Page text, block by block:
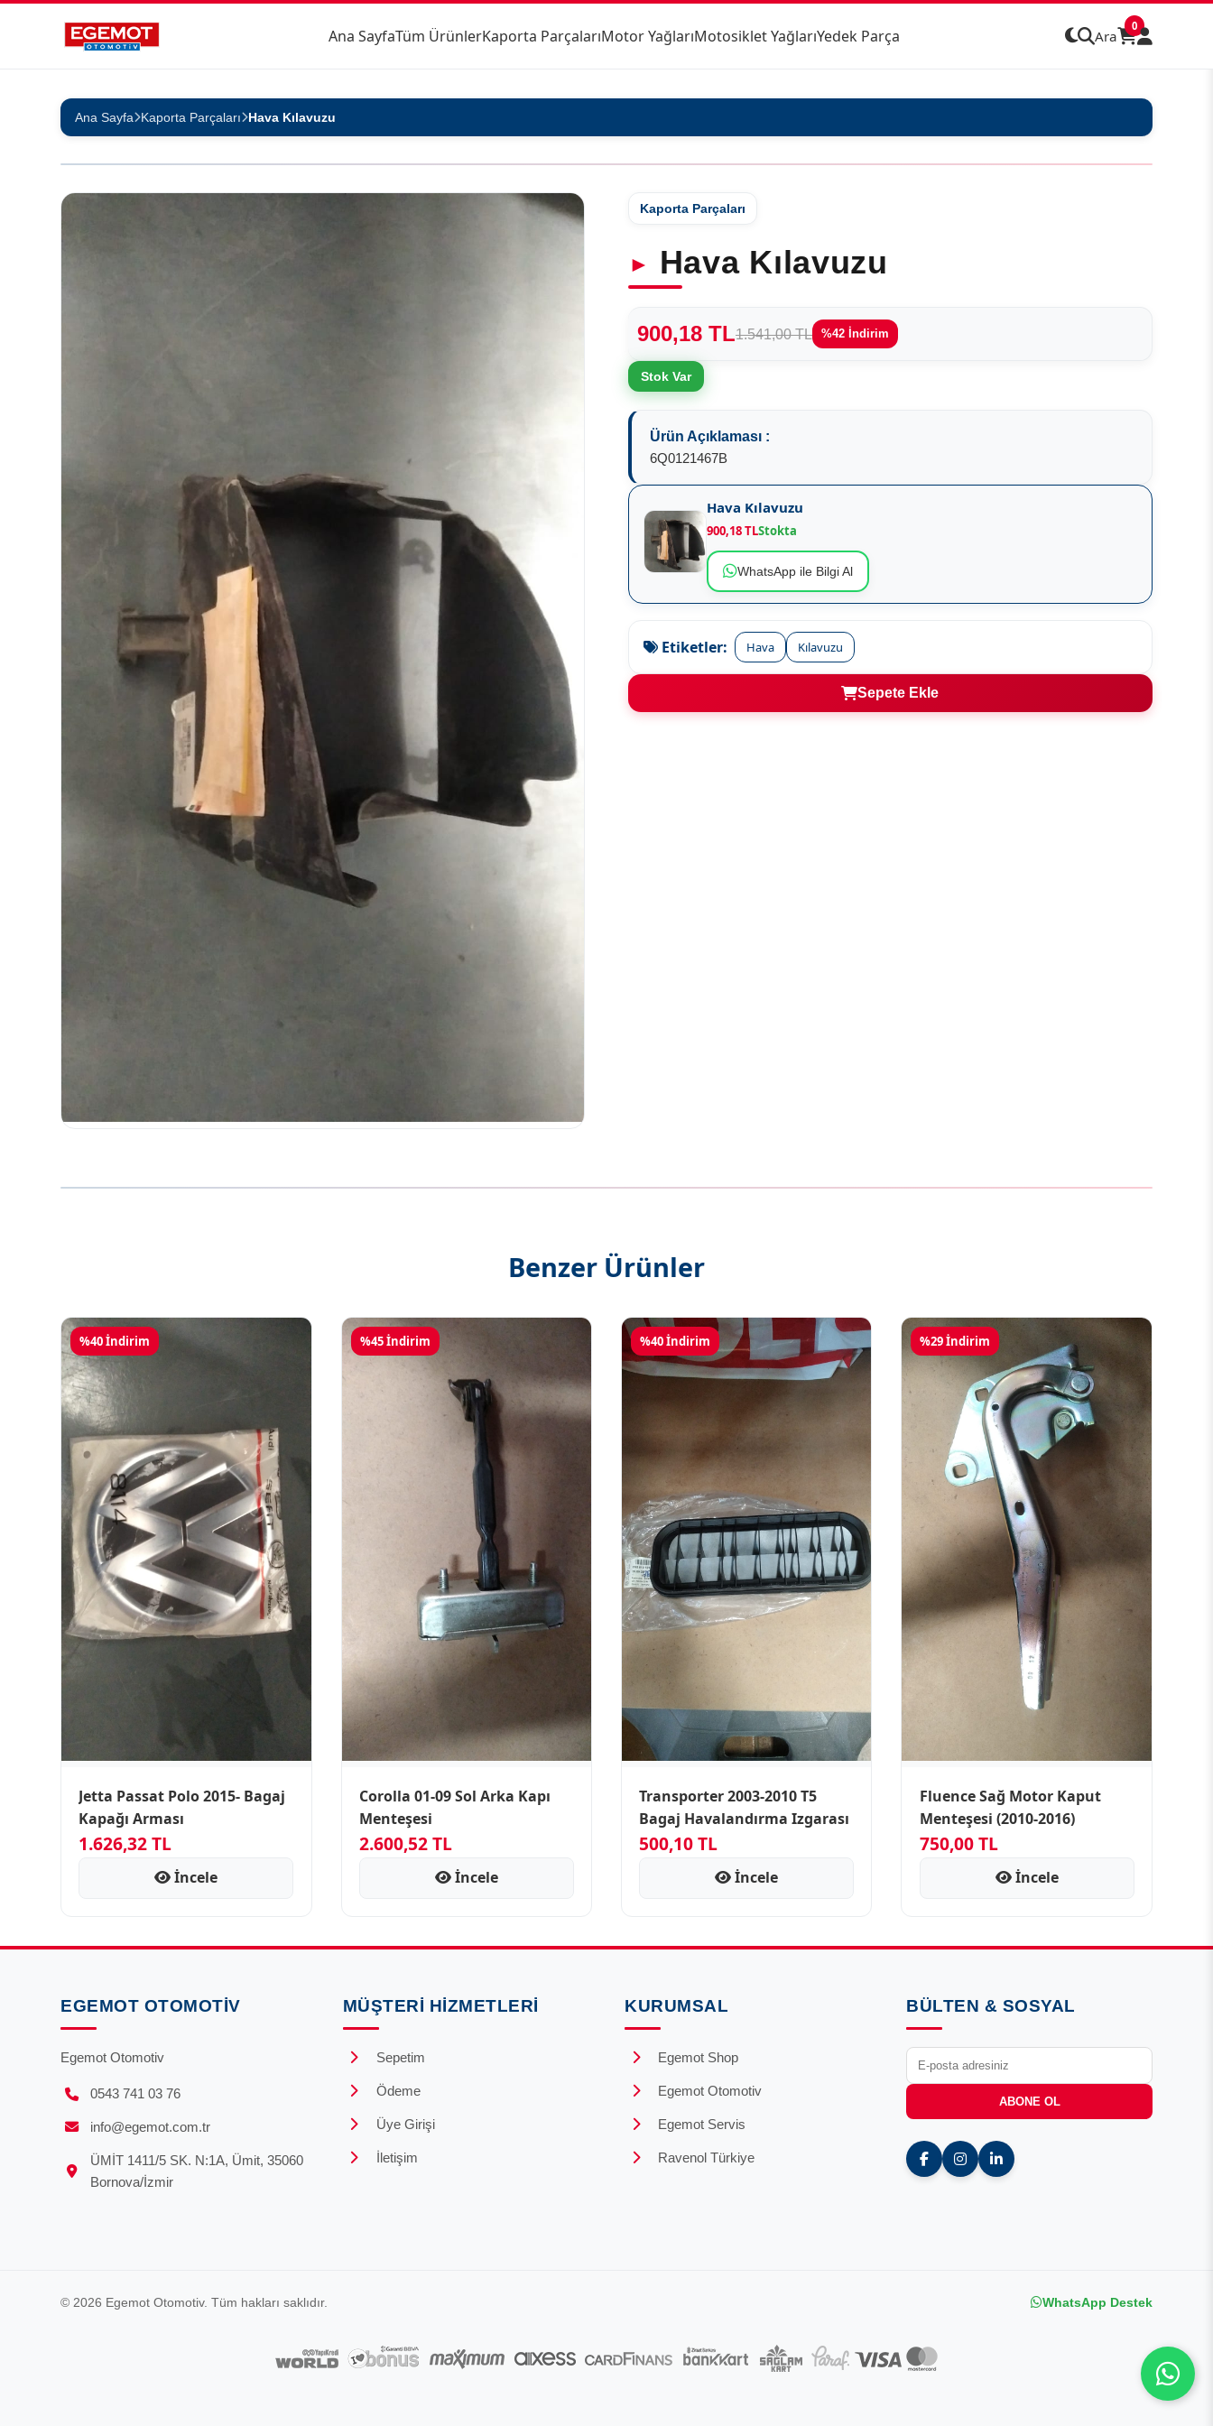
Ana SayfaTüm ÜrünlerKaporta ParçalarıMotor YağlarıMotosiklet YağlarıYedek Parça Ara
0
Ana Sayfa Kaporta Parçaları Hava Kılavuzu
Kaporta Parçaları
Hava Kılavuzu
900,18 TL1.541,00 TL %42 İndirim
Stok Var
Ürün Açıklaması :
6Q0121467B
Hava Kılavuzu
900,18 TLStokta
WhatsApp ile Bilgi Al
Etiketler: Hava Kılavuzu
Sepete Ekle
Benzer Ürünler
%40 İndirim
Jetta Passat Polo 2015- Bagaj
Kapağı Arması
1.626,32 TL
İncele
%45 İndirim
Corolla 01-09 Sol Arka Kapı
Menteşesi
2.600,52 TL
İncele
%40 İndirim
Transporter 2003-2010 T5
Bagaj Havalandırma Izgarası
500,10 TL
İncele
%29 İndirim
Fluence Sağ Motor Kaput
Menteşesi (2010-2016)
750,00 TL
İncele
EGEMOT OTOMOTIV
Egemot Otomotiv
0543 741 03 76
info@egemot.com.tr
ÜMİT 1411/5 SK. N:1A, Ümit, 35060
Bornova/İzmir
MÜŞTERI HIZMETLERI
Sepetim
Ödeme
Üye Girişi
İletişim
KURUMSAL
Egemot Shop
Egemot Otomotiv
Egemot Servis
Ravenol Türkiye
BÜLTEN & SOSYAL
ABONE OL
© 2026 Egemot Otomotiv. Tüm hakları saklıdır. WhatsApp Destek